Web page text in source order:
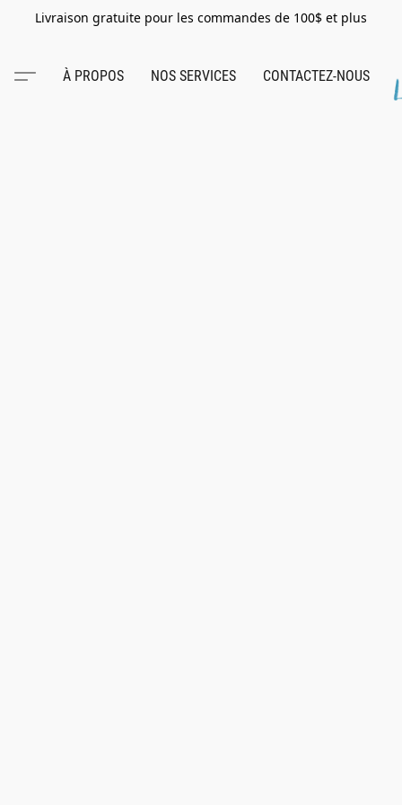
Livraison gratuite pour les commandes de 100$ et plus
À PROPOS NOS SERVICES CONTACTEZ-NOUS